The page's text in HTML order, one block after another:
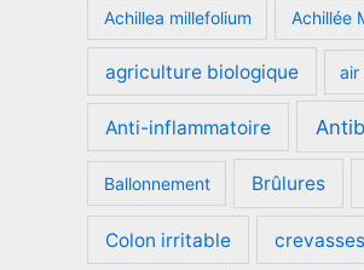
Achillea millefolium Achillée
agriculture biologique air
Anti-inflammatoire
Ballonnement Brûlures
Colon irritable crevasses